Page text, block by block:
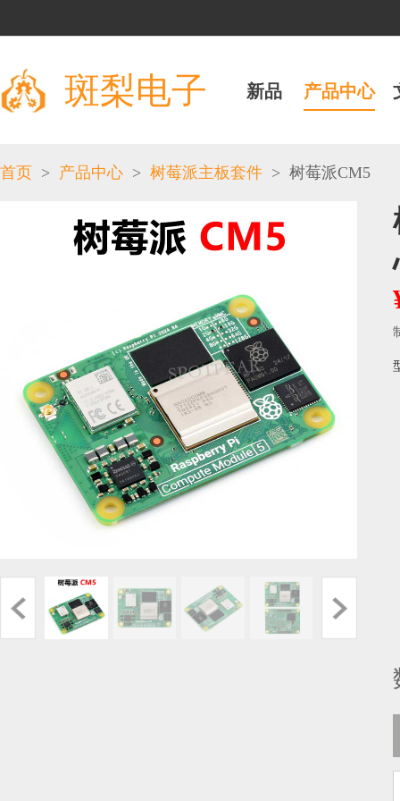
斑梨电子 新品 产品中心
首页 > 产品中心 > 树莓派主板套件 > 树莓派CM5